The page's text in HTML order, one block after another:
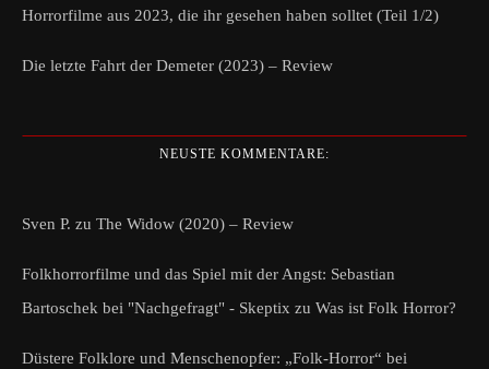
Horrorfilme aus 2023, die ihr gesehen haben solltet (Teil 1/2)
Die letzte Fahrt der Demeter (2023) – Review
NEUSTE KOMMENTARE:
Sven P. zu The Widow (2020) – Review
Folkhorrorfilme und das Spiel mit der Angst: Sebastian
Bartoschek bei "Nachgefragt" - Skeptix zu Was ist Folk Horror?
Düstere Folklore und Menschenopfer: „Folk-Horror“ bei